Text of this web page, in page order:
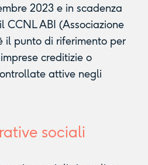
2023 e in scadenza
CCNL ABI (Associazione
il punto di riferimento per
creditizie o
attive negli
sociali